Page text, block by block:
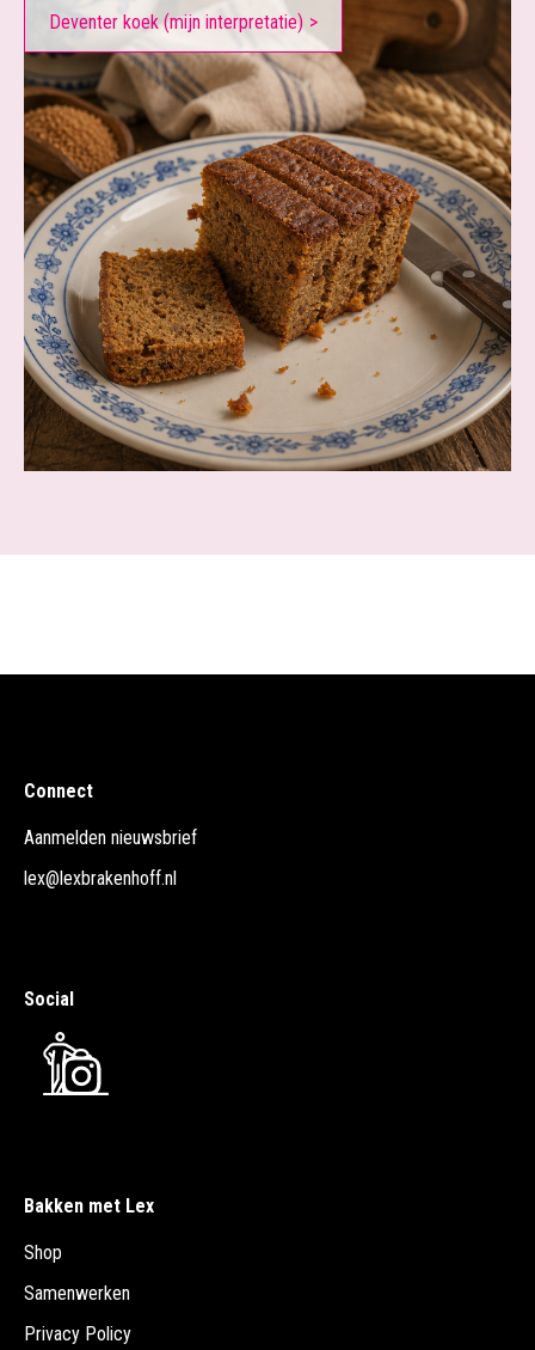
Deventer koek (mijn interpretatie) >
Connect
Aanmelden nieuwsbrief
lex@lexbrakenhoff.nl
Social
Bakken met Lex
Shop
Samenwerken
Privacy Policy